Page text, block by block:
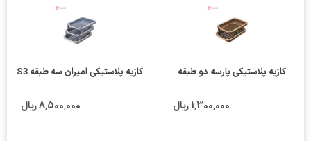
کازیه پلاستیکی پارسه دو طبقه
1٬300٬000 ریال
کازیه پلاستیکی امیران سه طبقه S3
8٬500٬000 ریال